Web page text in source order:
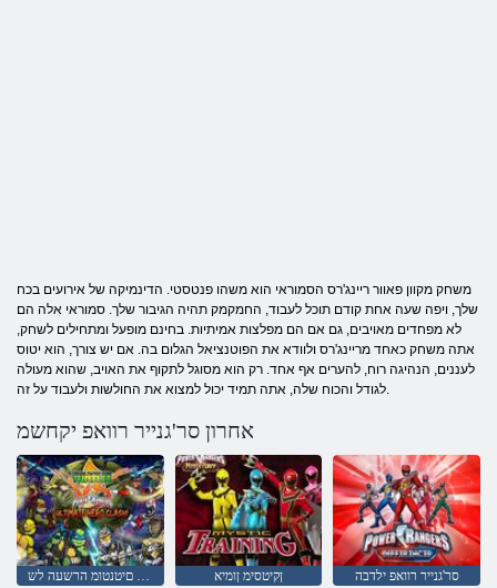
משחק מקוון פאוור ריינג'רס הסמוראי הוא משהו פנטסטי. הדינמיקה של אירועים בכח
שלך, ויפה שעה אחת קודם תוכל לעבוד, החמקמק תהיה הגיבור שלך. סמוראי אלה הם
לא מפחדים מאויבים, גם אם הם מפלצות אמיתיות. בחינם מופעל ומתחילים לשחק,
אתה משחק כאחד מריינג'רס ולוודא את הפוטנציאל הגלום בה. אם יש צורך, הוא יטוס
לעננים, הנהיגה רוח, להערים אף אחד. רק הוא מסוגל לתקוף את האויב, שהוא מעולה
לגודל והכוח שלה, אתה תמיד יכול למצוא את החולשות ולעבוד על זה.
אחרון סר'גנייר רוואפ יקחשמ
ןקיטסימ ןומיא סר'גנייר רוואפ ילדבה